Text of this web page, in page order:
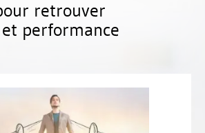
retrouver
performance